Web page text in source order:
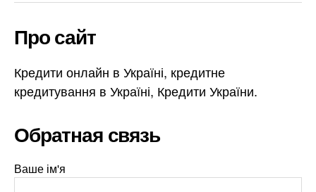
Про сайт
Кредити онлайн в Україні, кредитне
кредитування в Україні, Кредити України.
Обратная связь
Ваше ім'я